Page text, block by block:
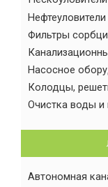
Фильтры
Насосное
Колодцы,
Очистка воды и
Автономная